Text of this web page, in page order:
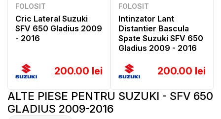
FOLOSIT
Cric Lateral Suzuki
SFV 650 Gladius 2009
- 2016
200.00 lei
FOLOSIT
Intinzator Lant
Distantier Bascula
Spate Suzuki SFV 650
Gladius 2009 - 2016
200.00 lei
ALTE PIESE PENTRU SUZUKI - SFV 650
GLADIUS 2009-2016